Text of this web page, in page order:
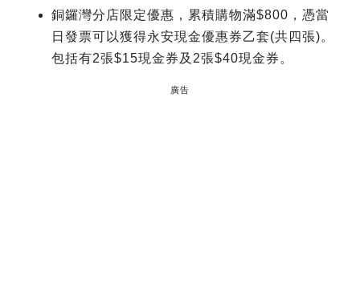
銅鑼灣分店限定優惠，累積購物滿$800，憑當
日發票可以獲得永安現金優惠券乙套(共四張)。
包括有2張$15現金券及2張$40現金券。
廣告